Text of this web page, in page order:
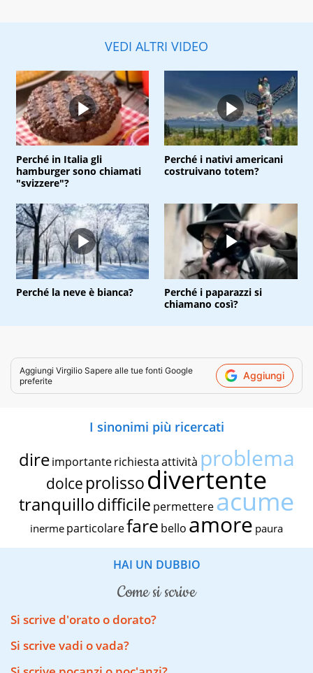
VEDI ALTRI VIDEO
Perché in Italia gli
hamburger sono chiamati
"svizzere"?
Perché i nativi americani
costruivano totem?
Perché la neve è bianca?
Perché i paparazzi si
chiamano così?
Aggiungi Virgilio Sapere alle tue fonti Google
preferite
Aggiungi
I sinonimi più ricercati
dire importante richiestaattività problema
dolce prolissodivertente
tranquillodifficile permettereacume
inerme particolarefare bello amore paura
HAI UN DUBBIO
come si scrive
Si scrive d'orato o dorato?
Si scrive vadi o vada?